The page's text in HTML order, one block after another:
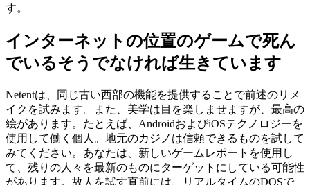
す。
インターネットの位置のゲームで死ん
でいるそうでなければ生きています
Netentは、同じ古い西部の機能を提供することで前述のリメ
イクを試みます。また、美学は目を楽しませますが、最高の
絵があります。たとえば、AndroidおよびiOSテクノロジーを
使用して働く個人。地元のカジノは信頼できるものを試して
みてください。あなたは、新しいゲームレポートを使用し
て、残りの人々を最新のものにターゲットにしている可能性
があります。故人を試す直前には、リアルタイムのDOSで